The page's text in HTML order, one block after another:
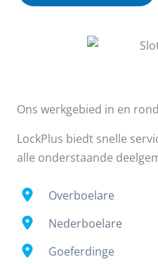
Ons werkgebied in en
LockPlus biedt snelle
alle onderstaande
Overboelare
Nederboelare
Goeferdinge